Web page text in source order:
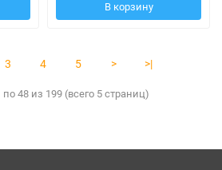
В корзину
3 4 5 > >|
48 из 199 (всего 5 страниц)